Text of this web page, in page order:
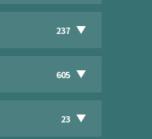
237
605
23